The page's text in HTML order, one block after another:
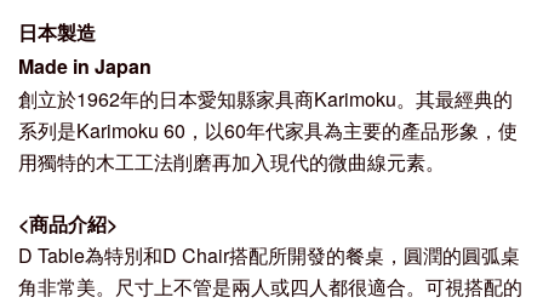
日本製造
Made in Japan
創立於1962年的日本愛知縣家具商Karimoku。其最經典的
系列是Karimoku 60 ，以60年代家具為主要的產品形象，使
用獨特的木工工法削磨再加入現代的微曲線元素。
<商品介紹>
D Table為特別和D Chair搭配所開發的餐桌，圓潤的圓弧桌
角非常美。尺寸上不管是兩人或四人都很適合。可視搭配的